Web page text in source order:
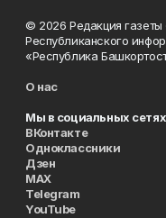
© 2026 Редакция
Республиканского
«Республика
О нас
Мы в социальных
ВКонтакте
Одноклассники
Дзен
MAX
Telegram
YouTube